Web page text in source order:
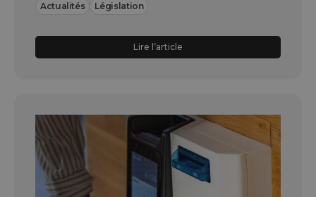
Actualités
Législation
Lire l’article